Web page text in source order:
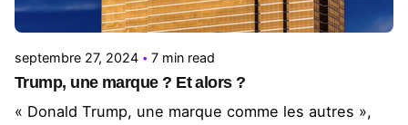
Le Cercle
septembre 27, 2024 7 min read
Trump, une marque ? Et alors ?
« Donald Trump, une marque comme les autres »,